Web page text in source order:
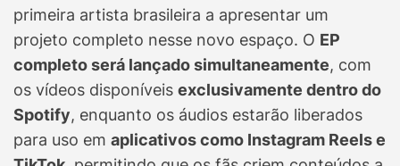
primeira artista brasileira a apresentar um
projeto completo nesse novo espaço. O EP
completo será lançado simultaneamente, com
os vídeos disponíveis exclusivamente dentro do
Spotify, enquanto os áudios estarão liberados
para uso em aplicativos como Instagram Reels e